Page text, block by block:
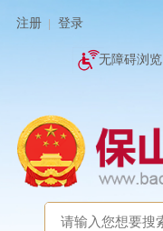
注册 登录
无障碍浏览